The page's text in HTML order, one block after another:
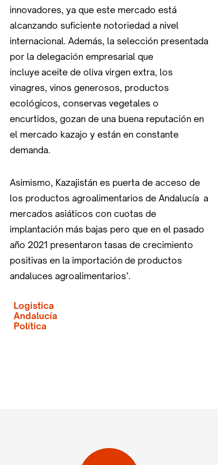
innovadores, ya que este mercado está
alcanzando suficiente notoriedad a nivel
internacional. Además, la selección presentada
por la delegación empresarial que
incluye aceite de oliva virgen extra, los
vinagres, vinos generosos, productos
ecológicos, conservas vegetales o
encurtidos, gozan de una buena reputación en
el mercado kazajo y están en constante
demanda.
Asimismo, Kazajistán es puerta de acceso de
los productos agroalimentarios de Andalucía a
mercados asiáticos con cuotas de
implantación más bajas pero que en el pasado
año 2021 presentaron tasas de crecimiento
positivas en la importación de productos
andaluces agroalimentarios’.
Logistica
Andalucía
Política